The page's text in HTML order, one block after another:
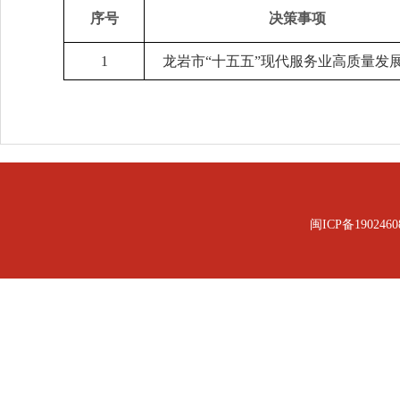
序号 决策事项
1 龙岩市“十五五”现代服务业高质量发
闽ICP备